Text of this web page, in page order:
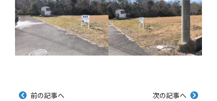
前の記事へ 次の記事へ